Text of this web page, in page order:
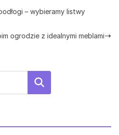
– wybieramy listwy
ogrodzie z idealnymi meblami
Szukaj